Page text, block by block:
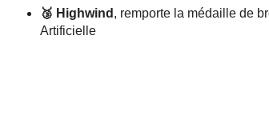
🥉 Highwind , remporte la médaille de
Artificielle